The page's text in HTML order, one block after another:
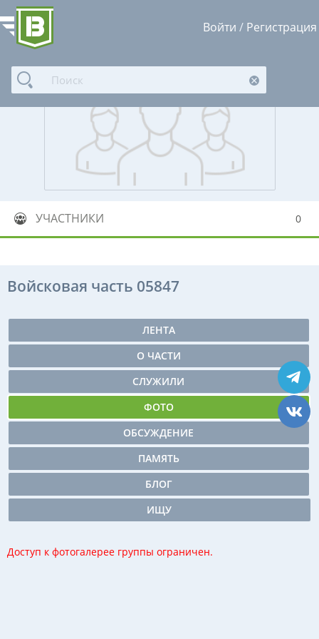
Войти / Регистрация
УЧАСТНИКИ 0
Войсковая часть 05847
ЛЕНТА
О ЧАСТИ
СЛУЖИЛИ
ФОТО
ОБСУЖДЕНИЕ
ПАМЯТЬ
БЛОГ
ИЩУ
Доступ к фотогалерее группы ограничен.